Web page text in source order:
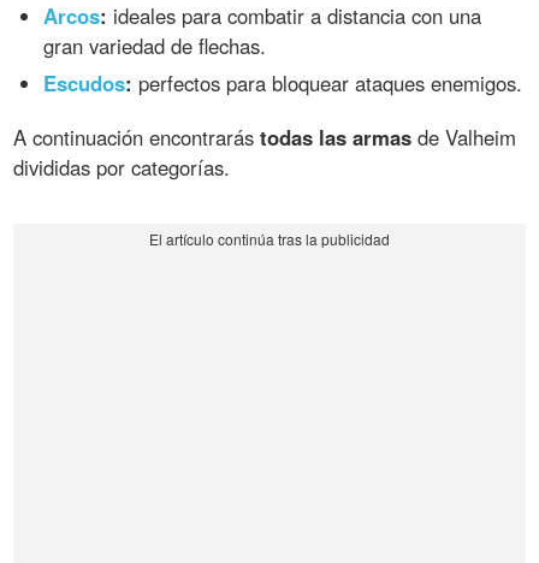
Arcos: ideales para combatir a distancia con una
gran variedad de flechas.
Escudos: perfectos para bloquear ataques enemigos.
A continuación encontrarástodas las armas de Valheim
divididas por categorías.